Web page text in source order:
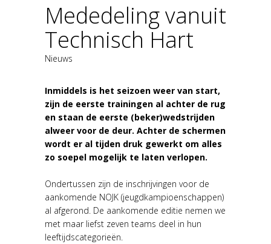
Mededeling vanuit
Technisch Hart
Nieuws
Inmiddels is het seizoen weer van start,
zijn de eerste trainingen al achter de rug
en staan de eerste (beker)wedstrijden
alweer voor de deur. Achter de schermen
wordt er al tijden druk gewerkt om alles
zo soepel mogelijk te laten verlopen.
Ondertussen zijn de inschrijvingen voor de
aankomende NOJK (jeugdkampioenschappen)
al afgerond. De aankomende editie nemen we
met maar liefst zeven teams deel in hun
leeftijdscategorieën.